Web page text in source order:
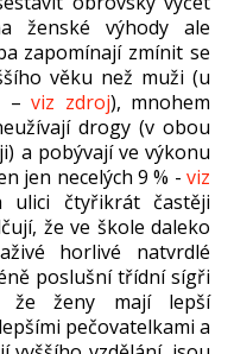
ženské výhody ale
zapomínají zmínit se
věku než muži (u
– viz zdroj), mnohem
drogy (v obou
a pobývají ve výkonu
jen necelých 9 % - viz
čtyřikrát častěji
že ve škole daleko
horlivé natvrdlé
poslušní třídní sígři
že ženy mají lepší
pečovatelkami a